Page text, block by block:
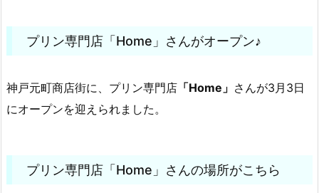
プリン専門店「Home」さんがオープン♪
神戸元町商店街に、プリン専門店 「Home」 さんが3月3日
にオープンを迎えられました。
プリン専門店「Home」さんの場所がこちら